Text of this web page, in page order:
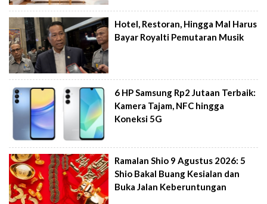
Hotel, Restoran, Hingga Mal Harus
Bayar Royalti Pemutaran Musik
6 HP Samsung Rp2 Jutaan Terbaik:
Kamera Tajam, NFC hingga
Koneksi 5G
Ramalan Shio 9 Agustus 2026: 5
Shio Bakal Buang Kesialan dan
Buka Jalan Keberuntungan